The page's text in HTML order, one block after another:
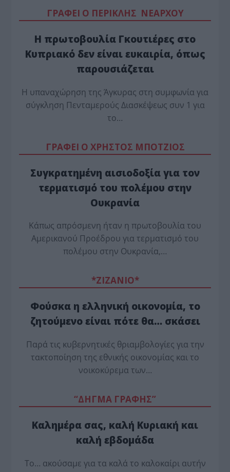
ΓΡΑΦΕΙ Ο ΠΕΡΙΚΛΗΣ ΝΕΑΡΧΟΥ
Η πρωτοβουλία Γκουτιέρες στο
Κυπριακό δεν είναι ευκαιρία, όπως
παρουσιάζεται
Η υπαναχώρηση της Άγκυρας στη συμφωνία για
σύγκληση Πενταμερούς Διασκέψεως συν 1 για
το…
ΓΡΑΦΕΙ Ο ΧΡΗΣΤΟΣ ΜΠΟΤΖΙΟΣ
Συγκρατημένη αισιοδοξία για τον
τερματισμό του πολέμου στην
Ουκρανία
Κάπως απρόσμενη ήταν η πρωτοβουλία του
Αμερικανού Προέδρου για τερματισμό του
πολέμου στην Ουκρανία,…
*ZΙΖΑΝΙΟ*
Φούσκα η ελληνική οικονομία, το
ζητούμενο είναι πότε θα… σκάσει
Παρά τις κυβερνητικές θριαμβολογίες για την
τακτοποίηση της εθνικής οικονομίας και το
νοικοκύρεμα των…
“ΔΗΓΜΑ ΓΡΑΦΗΣ”
Καλημέρα σας, καλή Κυριακή και
καλή εβδομάδα
Το… ακούσαμε για τα καλά το καλοκαίρι αυτήν